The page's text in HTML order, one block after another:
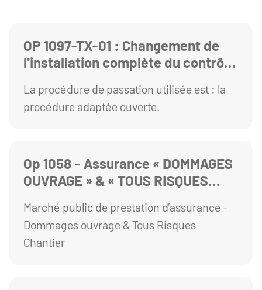
OP 1097-TX-01 : Changement de
l'installation complète du contrôle
escaliers extérieurs du bâtiment
Physique PPIO
La procédure de passation utilisée est : la
procédure adaptée ouverte.
Op 1058 - Assurance « DOMMAGES
OUVRAGE » & « TOUS RISQUES
bâtiment Mitterrand
Marché public de prestation d’assurance -
Dommages ouvrage & Tous Risques
Chantier